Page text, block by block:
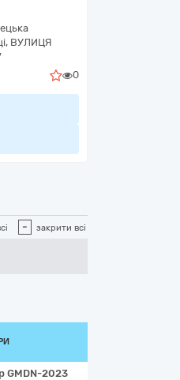
ВУЛИЦЯ
0
- закрити всі
GMDN-2023